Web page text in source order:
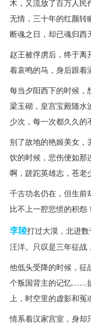
木，又流放了百万人民
无情，三十年的红颜转
断魂之日，却已魂归西
赵王被俘虏后，终于离
着哀鸣的马，身后跟着
每当夕阳西下的时候，
梁玉砌，皇宫宝殿随水
少次，每一次都久久
别了故地的艳姬美女，
饮的时候，悲伤便如
啊，蹉跎英雄志，苍老
千古功名仍在，但生前
比不上一腔悲愤的积怨！
李陵打过大漠，北进
汪洋。只叹是三年征战
他低头受降的时候，征
个叛国背主的记忆……
上，时空里的虚影和冤
情系着汉家宫室，身却